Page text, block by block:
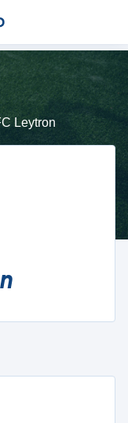
Leytron